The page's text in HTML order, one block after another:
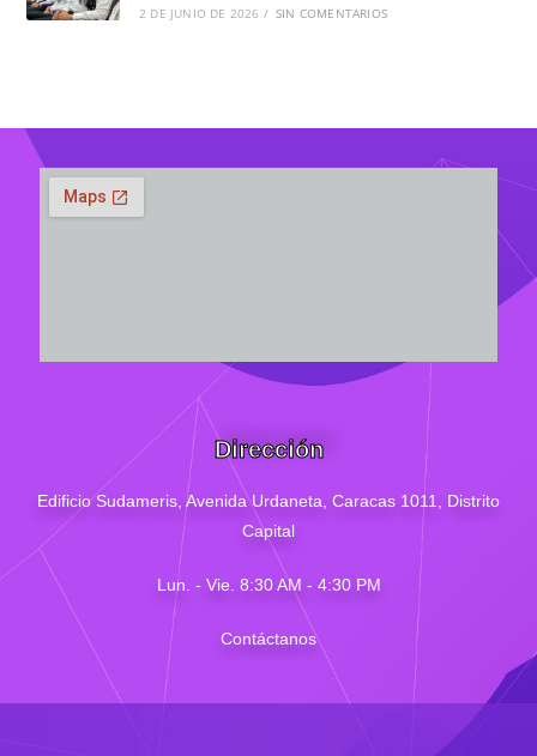
2 DE JUNIO DE 2026 / SIN COMENTARIOS
Dirección
Edificio Sudameris, Avenida Urdaneta, Caracas 1011, Distrito
Capital
Lun. - Vie. 8:30 AM - 4:30 PM
Contáctanos